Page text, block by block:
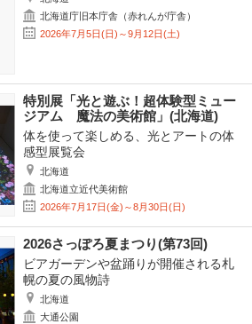
北海道庁旧本庁舎（赤れんが庁舎）
2026年7月5日(日)～9月12日(土)
特別展「光と遊ぶ！超体験型ミュー
ジアム 魔法の美術館」(北海道)
体を使って楽しめる、光とアートの体
感型展覧会
北海道
北海道立近代美術館
2026年7月17日(金)～8月30日(日)
2026さっぽろ夏まつり(第73回)
ビアガーデンや盆踊りが開催される札
幌の夏の風物詩
北海道
大通公園